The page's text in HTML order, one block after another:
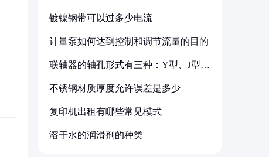
镀镍钢带可以过多少电流
计量泵如何达到控制和调节流量的目的
联轴器的轴孔形式有三种：Y型、J型、
不锈钢材质厚度允许误差是多少
复印机出租有哪些常见模式
溶于水的润滑剂的种类